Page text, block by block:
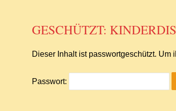
GESCHÜTZT:
Dieser Inhalt ist passwortgeschützt.
Passwort: